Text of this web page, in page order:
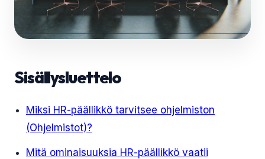
Sisällysluettelo
Miksi HR-päällikkö tarvitsee ohjelmiston
(Ohjelmistot)?
Mitä ominaisuuksia HR-päällikkö vaatii